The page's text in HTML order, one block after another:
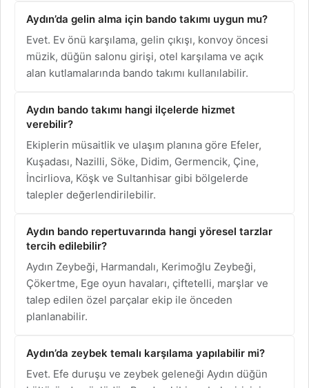
Aydın’da gelin alma için bando takımı uygun mu?
Evet. Ev önü karşılama, gelin çıkışı, konvoy öncesi
müzik, düğün salonu girişi, otel karşılama ve açık
alan kutlamalarında bando takımı kullanılabilir.
Aydın bando takımı hangi ilçelerde hizmet
verebilir?
Ekiplerin müsaitlik ve ulaşım planına göre Efeler,
Kuşadası, Nazilli, Söke, Didim, Germencik, Çine,
İncirliova, Köşk ve Sultanhisar gibi bölgelerde
talepler değerlendirilebilir.
Aydın bando repertuvarında hangi yöresel tarzlar
tercih edilebilir?
Aydın Zeybeği, Harmandalı, Kerimoğlu Zeybeği,
Çökertme, Ege oyun havaları, çiftetelli, marşlar ve
talep edilen özel parçalar ekip ile önceden
planlanabilir.
Aydın’da zeybek temalı karşılama yapılabilir mi?
Evet. Efe duruşu ve zeybek geleneği Aydın düğün